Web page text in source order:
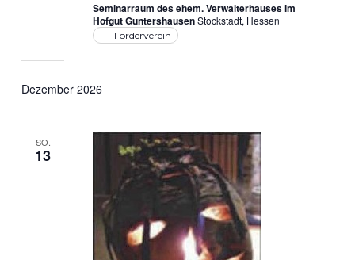
Seminarraum des ehem. Verwalterhauses im
Hofgut GuntershausenStockstadt, Hessen
Förderverein
Dezember 2026
SO.
13